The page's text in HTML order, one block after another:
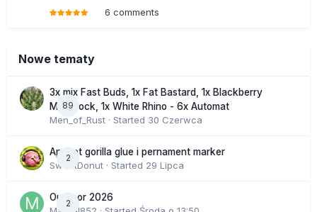
6 comments
Nowe tematy
89
3x mix Fast Buds, 1x Fat Bastard, 1x Blackberry
Moonrock, 1x White Rhino - 6x Automat
Men_of_Rust · Started 30 Czerwca
2
Apricot gorilla glue i pernament marker
SweetDonut · Started 29 Lipca
2
Outdoor 2026